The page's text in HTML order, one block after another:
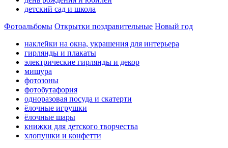
детский сад и школа
Фотоальбомы Открытки поздравительные Новый год
наклейки на окна, украшения для интерьера
гирлянды и плакаты
электрические гирлянды и декор
мишура
фотозоны
фотобутафория
одноразовая посуда и скатерти
ёлочные игрушки
ёлочные шары
книжки для детского творчества
хлопушки и конфетти